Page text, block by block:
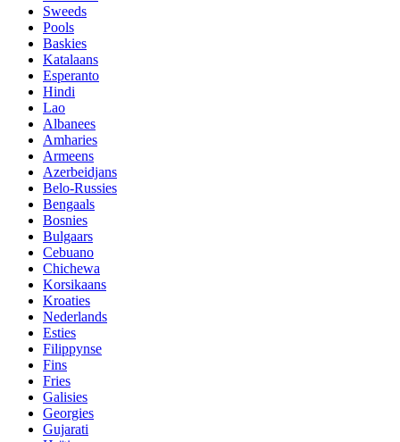
Sweeds
Pools
Baskies
Katalaans
Esperanto
Hindi
Lao
Albanees
Amharies
Armeens
Azerbeidjans
Belo-Russies
Bengaals
Bosnies
Bulgaars
Cebuano
Chichewa
Korsikaans
Kroaties
Nederlands
Esties
Filippynse
Fins
Fries
Galisies
Georgies
Gujarati